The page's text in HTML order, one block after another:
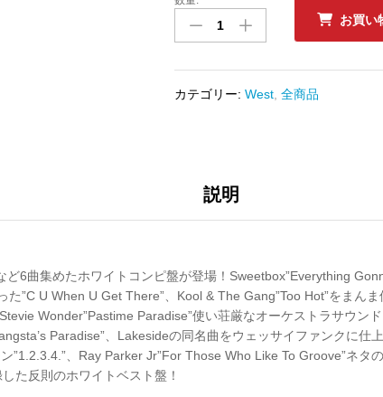
中
ﾚ
ﾄﾞ
COOLIO
お買い
カテゴリー:West ,全商品
説明
ど6曲集めたホワイトコンピ盤が登場！Sweetbox”Everything
た”C U When U Get There”、Kool & The Gang”Too Hot”をまん
Wonder”Pastime Paradise”使い荘厳なオーケストラサウン
Paradise”、Lakesideの同名曲をウェッサイファンクに仕
”1.2.3.4.”、Ray Parker Jr”For Those Who Like To Groove”ネタ
た反則のホワイトベスト盤！